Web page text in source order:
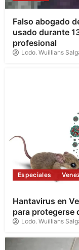
Falso abogado
usado durante
profesional
Lcdo. Wuillians
Especiales
Hantavirus en
para protegerse
Lcdo. Wuillians